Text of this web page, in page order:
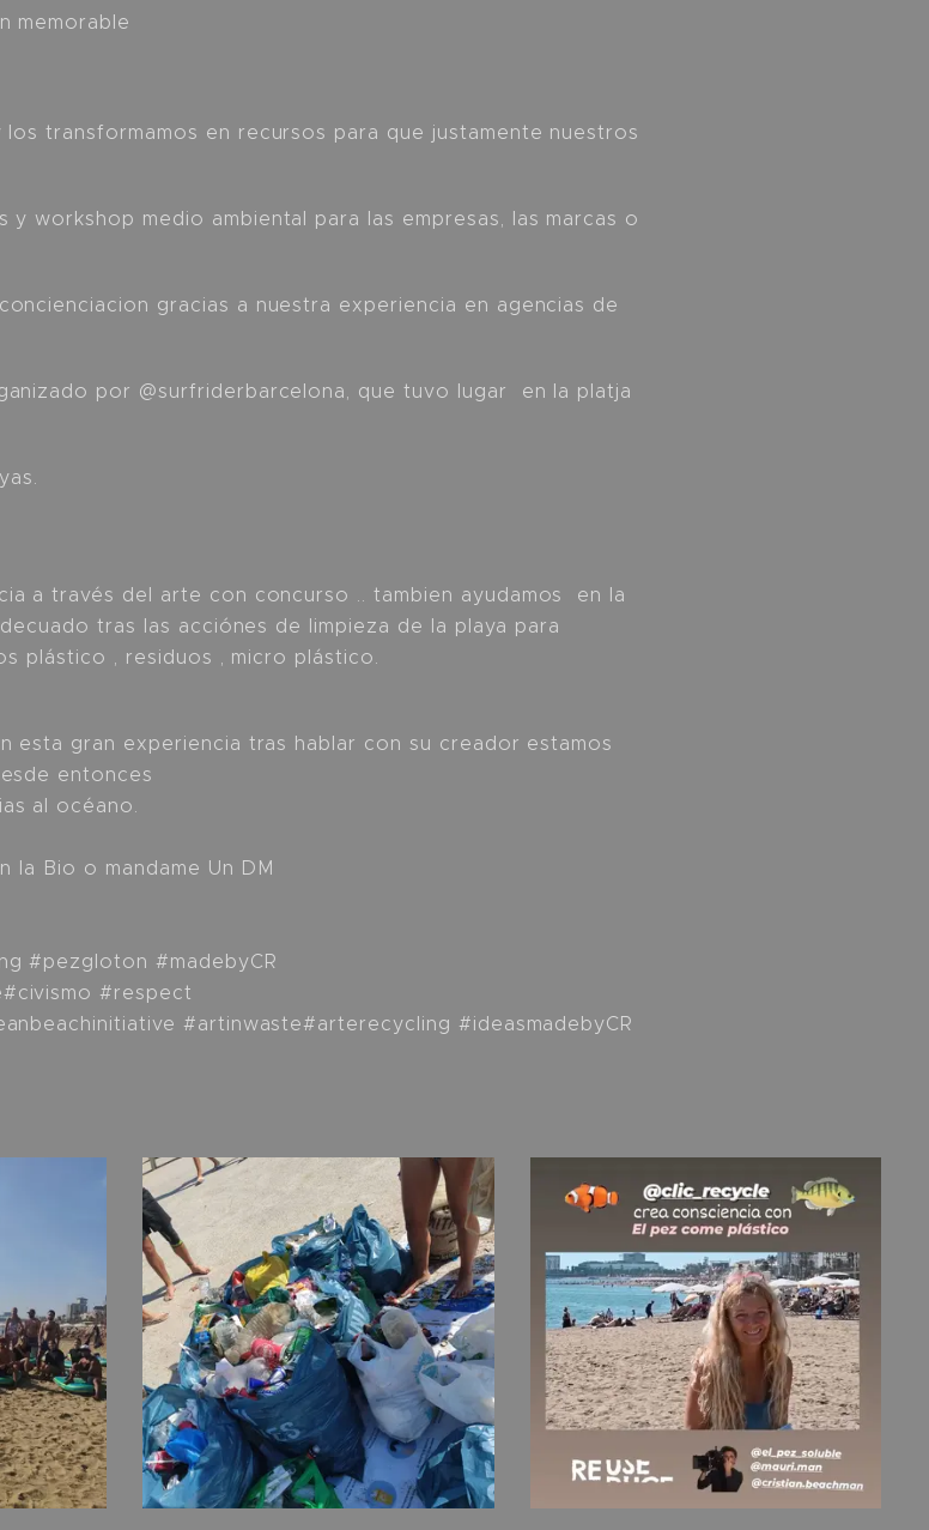
memorable
transformamos en recursos para que justamente nuestros
workshop medio ambiental para las empresas, las marcas o
gracias a nuestra experiencia en agencias de
por @surfriderbarcelona, que tuvo lugar en la platja
a través del arte con concurso .. tambien ayudamos en la
tras las acciónes de limpieza de la playa para
plástico , residuos , micro plástico.
esta gran experiencia tras hablar con su creador estamos
entonces
al océano.
la Bio o mandame Un DM
#pezgloton #madebyCR
#respect
#artinwaste#arterecycling #ideasmadebyCR